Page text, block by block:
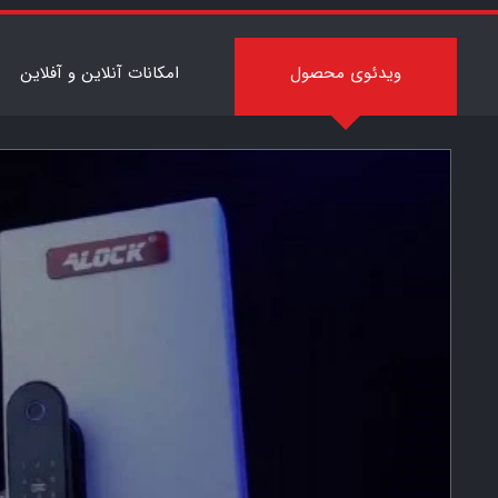
ویدئوی محصول امکانات آنلاین و آفلاین